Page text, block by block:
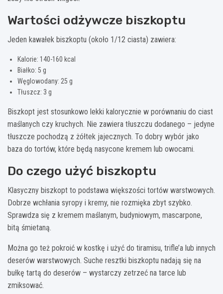
Wartości odżywcze biszkoptu
Jeden kawałek biszkoptu (około 1/12 ciasta) zawiera:
Kalorie: 140-160 kcal
Białko: 5 g
Węglowodany: 25 g
Tłuszcz: 3 g
Biszkopt jest stosunkowo lekki kalorycznie w porównaniu do ciast
maślanych czy kruchych. Nie zawiera tłuszczu dodanego – jedyne
tłuszcze pochodzą z żółtek jajecznych. To dobry wybór jako
baza do tortów, które będą nasycone kremem lub owocami.
Do czego użyć biszkoptu
Klasyczny biszkopt to podstawa większości tortów warstwowych.
Dobrze wchłania syropy i kremy, nie rozmięka zbyt szybko.
Sprawdza się z kremem maślanym, budyniowym, mascarpone,
bitą śmietaną.
Można go też pokroić w kostkę i użyć do tiramisu, trifle’a lub innych
deserów warstwowych. Suche resztki biszkoptu nadają się na
bułkę tartą do deserów – wystarczy zetrzeć na tarce lub
zmiksować.